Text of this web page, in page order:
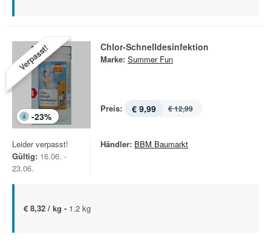
Verpasst!
-23%
Chlor-Schnelldesinfektion
Marke: Summer Fun
Preis: € 9,99 € 12,99
Leider verpasst!
Gültig: 16.06. -
23.06.
Händler: BBM Baumarkt
€ 8,32 / kg - 1.2 kg